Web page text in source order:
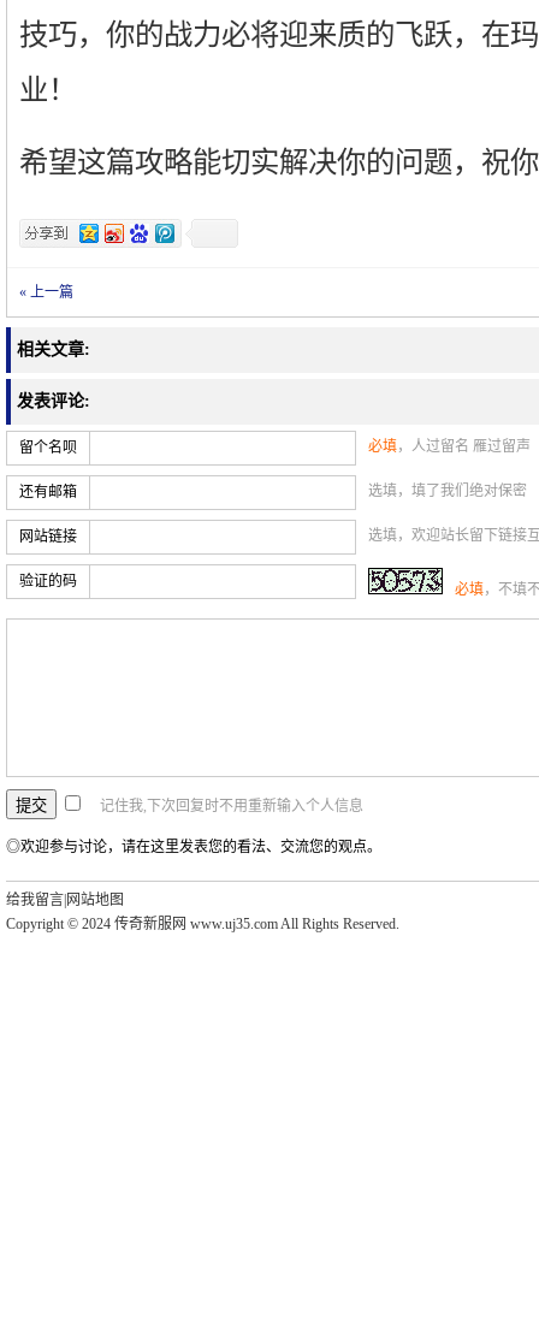
技巧，你的战力必将迎来质的飞跃，在
业！
希望这篇攻略能切实解决你的问题，祝
« 上一篇
相关文章:
发表评论:
留个名呗 必填，人过留名 雁过留声
还有邮箱 选填，填了我们绝对保密
网站链接 选填，欢迎站长留下链接
验证的码 必填，不填
记住我,下次回复时不用重新输入个人信息
◎欢迎参与讨论，请在这里发表您的看法、交流您的观点。
给我留言 网站地图
Copyright © 2024 传奇新服网 www.uj35.com All Rights Reserved.